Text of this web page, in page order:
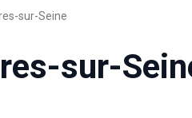
sur-Seine
sur-